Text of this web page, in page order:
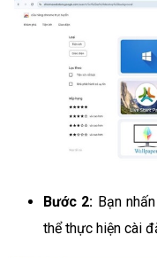
Bước 2: Bạn
thể thực hiện cài